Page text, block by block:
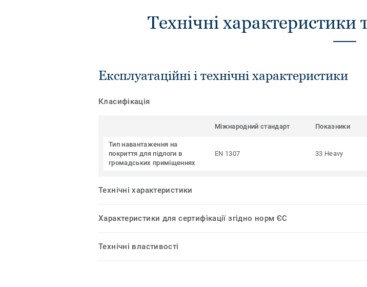
Технічні характеристики
Експлуатаційні і технічні характеристики
Класифікація
Міжнародний стандарт Показники
Тип навантаження на
покриття для підлоги в
громадських приміщеннях
EN 1307 33 Heavy
Технічні характеристики
Характеристики для сертифікації згідно норм ЄС
Технічні властивості